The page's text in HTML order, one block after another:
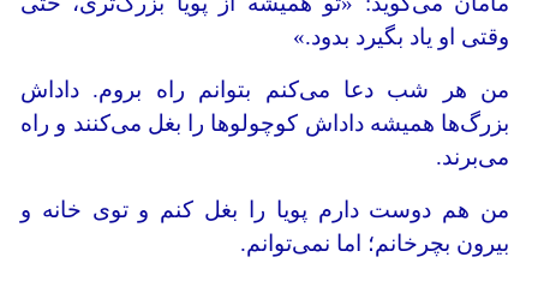
وقتی او یاد بگیرد بدود.»
من هر شب دعا می‌کنم بتوانم راه بروم. داداش
بزرگ‌ها همیشه داداش کوچولوها را بغل می‌کنند و راه
می‌برند.
من هم دوست دارم پویا را بغل کنم و توی خانه و
بیرون بچرخانم؛ اما نمی‌توانم.